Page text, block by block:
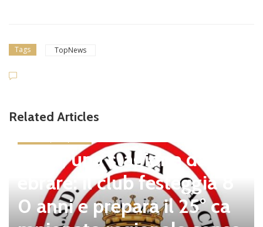
Tags TopNews
Related Articles
Tolfa, una stagione da cel
ebrare: il club festeggia 8
0 anni e prepara il 25° ca